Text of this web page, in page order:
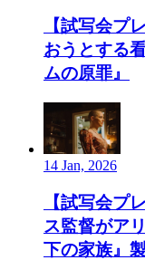
【試写会プ
おうとする
ムの原罪』
14 Jan, 2026
【試写会プ
ス監督がア
下の家族』